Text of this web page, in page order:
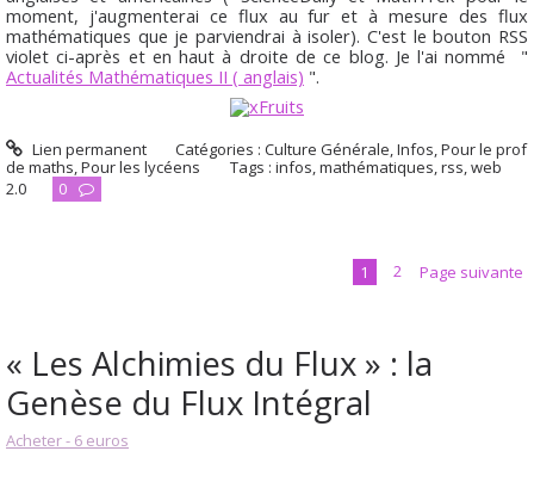
moment, j'augmenterai ce flux au fur et à mesure des flux
mathématiques que je parviendrai à isoler). C'est le bouton RSS
violet ci-après et en haut à droite de ce blog. Je l'ai nommé "
Actualités Mathématiques II ( anglais) ".
Lien permanent Catégories :Culture Générale,Infos,Pour le prof
de maths,Pour les lycéens Tags : infos,mathématiques,rss,web
2.0
0
1 2 Page suivante
« Les Alchimies du Flux » : la
Genèse du Flux Intégral
Acheter - 6 euros